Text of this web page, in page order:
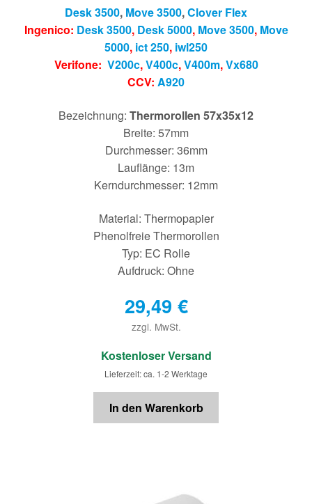
Desk 3500, Move 3500,Clover Flex
Ingenico: Desk 3500, Desk 5000, Move 3500, Move
5000, ict 250, iwl250
Verifone: V200c,V400c,V400m,Vx680
CCV: A920
Bezeichnung: Thermorollen 57x35x12
Breite: 57mm
Durchmesser: 36mm
Lauflänge: 13m
Kerndurchmesser: 12mm
Material: Thermopapier
Phenolfreie Thermorollen
Typ: EC Rolle
Aufdruck: Ohne
29,49 €
zzgl. MwSt.
€
Kostenloser Versand
Lieferzeit: ca. 1-2 Werktage
In den Warenkorb